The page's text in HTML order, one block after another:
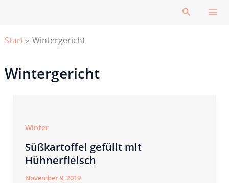
Suchen
Start Wintergericht
Wintergericht
Winter
Süßkartoffel gefüllt mit
Hühnerfleisch
November 9, 2019